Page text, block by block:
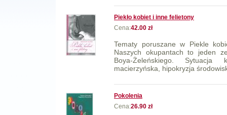
Piekło kobiet i inne felietony
Cena:42.00 zł
Tematy poruszane w Piekle
Naszych okupantach to jeden
Boya-Żeleńskiego. Sytuacja
macierzyńska, hipokryzja
Pokolenia
Cena:26.90 zł